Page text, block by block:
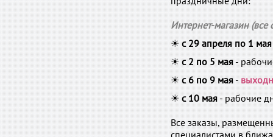
Интернет-магазин
☀ с 29 апреля по 1 мая
☀ с 2 по 5 мая -
☀ с 6 по 9 мая -
☀ с 10 мая - рабочие
Все заказы,
специалистами в